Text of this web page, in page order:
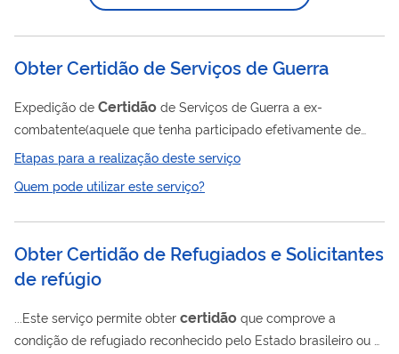
licitações.
Obter Certidão de Serviços de Guerra
Expedição de Certidão de Serviços de Guerra a ex-
combatente(aquele que tenha participado efetivamente de
operações bélicas na Segunda Guerra Mundial, como
aquaviário tripulante de embarcação da Marinha Mercante
Nacional e possuidor do Diploma da Medalha de Serviços de
Concessão de Medalha de Serviços de Guerra ), em
conformidade com as Leis nº 5.315, (modelo DPC-1020) de...
Etapas para a realização deste serviço
Quem pode utilizar este serviço?
Obter Certidão de Refugiados e Solicitantes
de refúgio
...Este serviço permite obter certidão que comprove a
condição de refugiado reconhecido pelo Estado brasileiro ou a